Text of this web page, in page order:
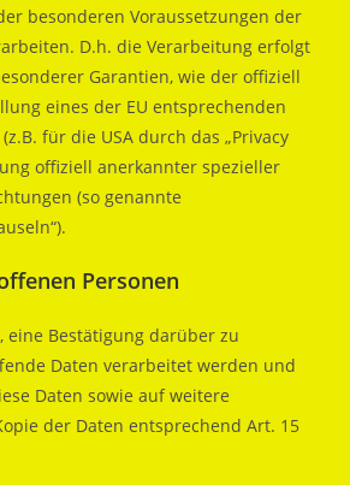
besonderen Voraussetzungen der
D.h. die Verarbeitung erfolgt
Garantien, wie der offiziell
eines der EU entsprechenden
für die USA durch das „Privacy
offiziell anerkannter spezieller
(so genannte
Personen
eine Bestätigung darüber zu
Daten verarbeitet werden und
Daten sowie auf weitere
der Daten entsprechend Art. 15